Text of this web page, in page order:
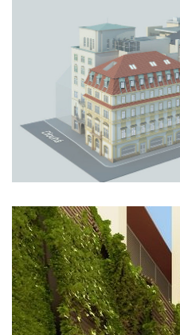
klášter sv. gabriel
nová zbrojovka blok g